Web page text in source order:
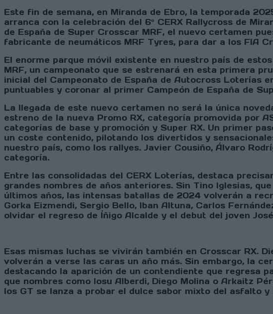
Este fin de semana, en Miranda de Ebro, la temporada
arranca con la celebración del 6º CERX Rallycross de
de España de Super Crosscar MRF, el nuevo certamen
fabricante de neumáticos MRF Tyres, para dar a los FIA
El enorme parque móvil existente en nuestro país de
MRF, un campeonato que se estrenará en esta primera
inicial del Campeonato de España de Autocross Loterías
puntuables y coronar al primer Campeón de España de
La llegada de este nuevo certamen no será la única
estreno de la nueva Promo RX, categoría promovida por
categorías de base y promoción y Super RX. Un primer
un coste contenido, pilotando los divertidos y
nuestro país, como los rallyes. Javier Cousiño, Álvaro
categoría.
Entre las consolidadas del CERX Loterías, destaca
grandes nombres de años anteriores. Sin Tino Iglesias,
últimos años, las intensas batallas de 2024 volverán a
Gorka Eizmendi, Sergio Bello, Iban Altuna, Carlos
olvidar el regreso de Íñigo Alcalde y el debut del joven
Esas mismas luchas se vivirán también en Crosscar RX.
volverán a verse las caras un año más. Sin embargo, la
destacando la aparición de un contendiente que regresa
que nombres como Iosu Alberdi, Diego Molina o Arkaitz
los GT se lanza a probar el dulce sabor mixto del asfalto